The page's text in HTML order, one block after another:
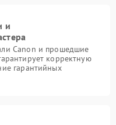
и
Canon и прошедшие
корректную
гарантийных